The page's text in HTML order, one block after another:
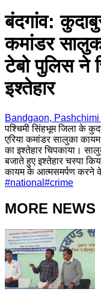
बंदगांव:
कमांडर
टेबो पुलिस ने
इश्तेहार
Bandgaon,
पश्चिमी सिंहभूम जिला के
एरिया कमांडर सालुका
का इश्तेहार चिपकाया।
बजाते हुए इश्तेहार चस्पा
कायम के आत्मसमर्पण करने के
#national #crime
MORE NEWS